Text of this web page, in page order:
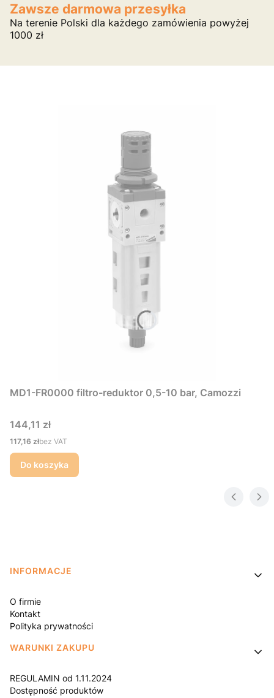
Zawsze darmowa przesyłka
Na terenie Polski dla każdego zamówienia powyżej
1000 zł
MD1-FR0000 filtro-reduktor 0,5-10 bar, Camozzi
Cena
144,11 zł
Cena
117,16 złbez VAT
Do koszyka
Linki w stopce
INFORMACJE
O firmie
Kontakt
Polityka prywatności
WARUNKI ZAKUPU
REGULAMIN od 1.11.2024
Dostępność produktów